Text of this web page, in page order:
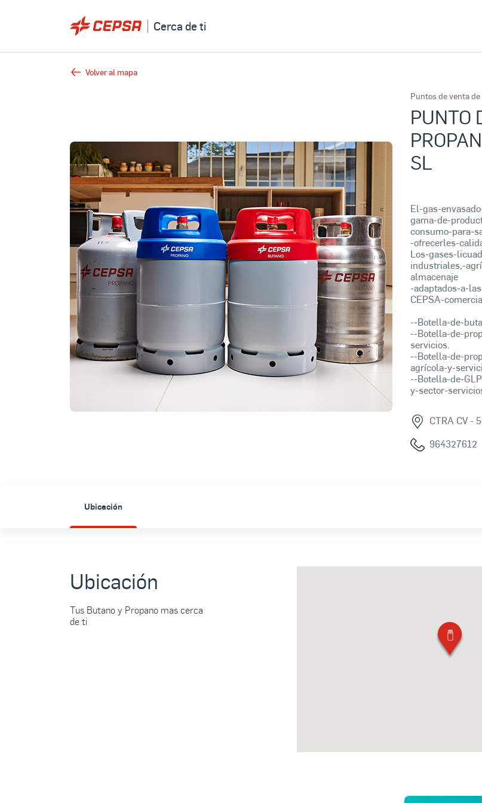
Cerca de ti
Volver al mapa
Puntos de venta
PUNTO
SL
El-gas-
gama-de-
consumo-para-
-ofrecerles-
Los-gases-
industriales,-
almacenaje
-adaptados-a-
CEPSA-
--Botella-de-
--Botella-de-
servicios.
--Botella-de-
agrícola-y-
--Botella-de-
y-sector-
CTRA CV -
964327612
Ubicación
Ubicación
Tus Butano y Propano mas cerca
de ti